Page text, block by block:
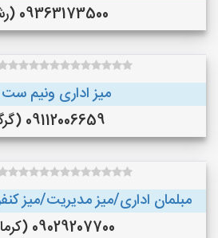
09363173500 (رشت )
میز اداری ونیم ست
09112006659 (گرگان )
مبلمان اداری/میز مدیریت/میز
09029207700 (کرمانشاه )